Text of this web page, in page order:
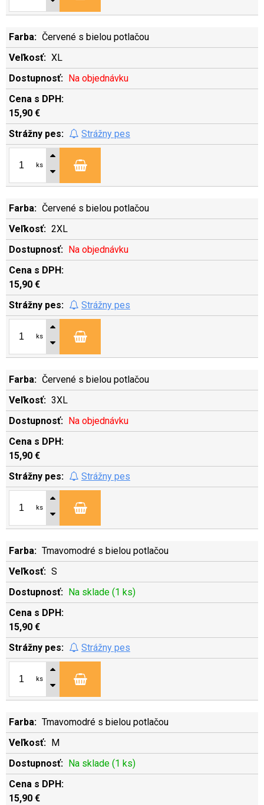
Červené s bielou potlačou
XL
Na objednávku
15,90 €
Strážny pes
ks
Červené s bielou potlačou
2XL
Na objednávku
15,90 €
Strážny pes
ks
Červené s bielou potlačou
3XL
Na objednávku
15,90 €
Strážny pes
ks
Tmavomodré s bielou potlačou
S
Na sklade (1 ks)
15,90 €
Strážny pes
ks
Tmavomodré s bielou potlačou
M
Na sklade (1 ks)
15,90 €